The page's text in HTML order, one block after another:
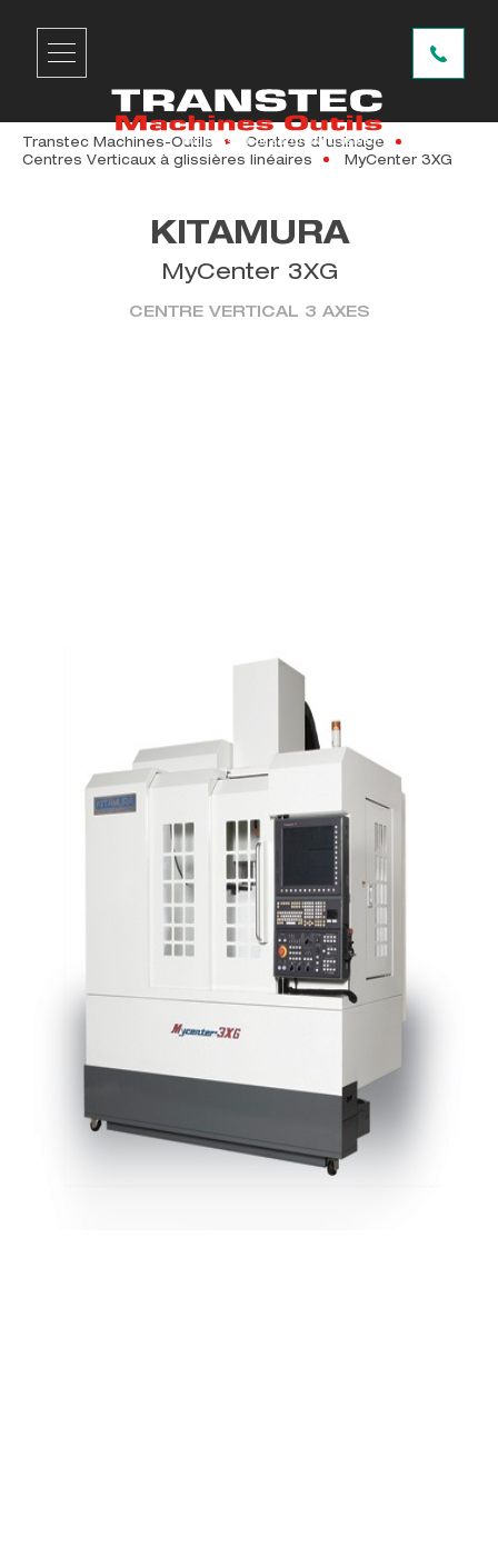
Transtec Machines-Outils
Centres d'usinage
Centres Verticaux à glissières linéaires
MyCenter 3XG
KITAMURA
MyCenter 3XG
CENTRE VERTICAL 3 AXES